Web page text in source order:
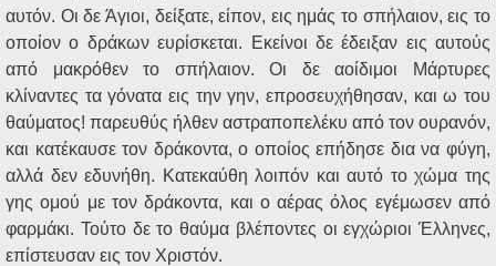
αυτόν. Οι δε Άγιοι, δείξατε, είπον, εις ημάς το σπήλαιον, εις το
οποίον ο δράκων ευρίσκεται. Εκείνοι δε έδειξαν εις αυτούς
από μακρόθεν το σπήλαιον. Οι δε αοίδιμοι Μάρτυρες
κλίναντες τα γόνατα εις την γην, επροσευχήθησαν, και ω του
θαύματος! παρευθύς ήλθεν αστραποπελέκυ από τον ουρανόν,
και κατέκαυσε τον δράκοντα, ο οποίος επήδησε δια να φύγη,
αλλά δεν εδυνήθη. Κατεκαύθη λοιπόν και αυτό το χώμα της
γης ομού με τον δράκοντα, και ο αέρας όλος εγέμωσεν από
φαρμάκι. Τούτο δε το θαύμα βλέποντες οι εγχώριοι Έλληνες,
επίστευσαν εις τον Χριστόν.